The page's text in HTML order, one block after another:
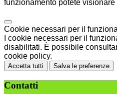
funzionamento potete visionare
Cookie necessari per il
I cookie necessari per il
disabilitati. È possibile
cookie policy.
Accetta tutti Salva le preferenze
Contatti